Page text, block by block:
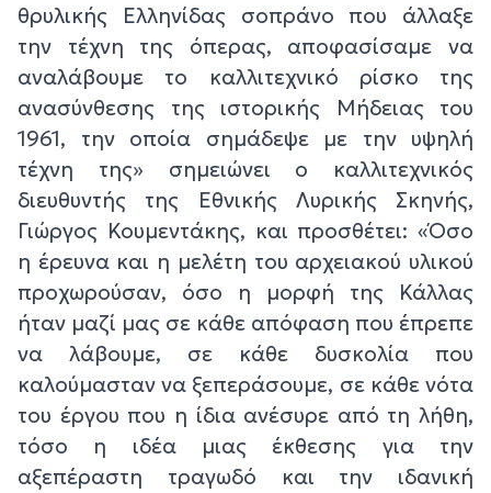
θρυλικής Ελληνίδας σοπράνο που άλλαξε
την τέχνη της όπερας, αποφασίσαμε να
αναλάβουμε το καλλιτεχνικό ρίσκο της
ανασύνθεσης της ιστορικής Μήδειας του
1961, την οποία σημάδεψε με την υψηλή
τέχνη της» σημειώνει ο καλλιτεχνικός
διευθυντής της Εθνικής Λυρικής Σκηνής,
Γιώργος Κουμεντάκης, και προσθέτει: «Όσο
η έρευνα και η μελέτη του αρχειακού υλικού
προχωρούσαν, όσο η μορφή της Κάλλας
ήταν μαζί μας σε κάθε απόφαση που έπρεπε
να λάβουμε, σε κάθε δυσκολία που
καλούμασταν να ξεπεράσουμε, σε κάθε νότα
του έργου που η ίδια ανέσυρε από τη λήθη,
τόσο η ιδέα μιας έκθεσης για την
αξεπέραστη τραγωδό και την ιδανική